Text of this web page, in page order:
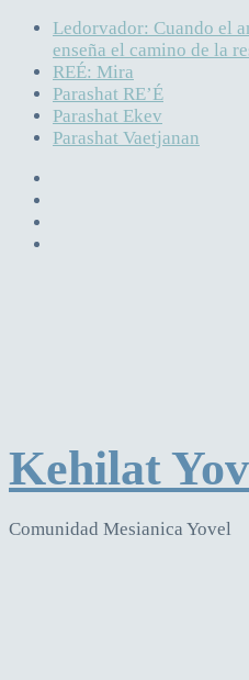
Ledorvador: Cuando el
enseña el camino de la
REÉ: Mira
Parashat RE’É
Parashat Ekev
Parashat Vaetjanan
Kehilat
Comunidad Mesianica Yovel